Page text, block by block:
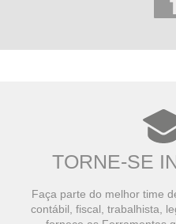
TORNE-SE
Faça parte do melhor time
contábil, fiscal, trabalhista,